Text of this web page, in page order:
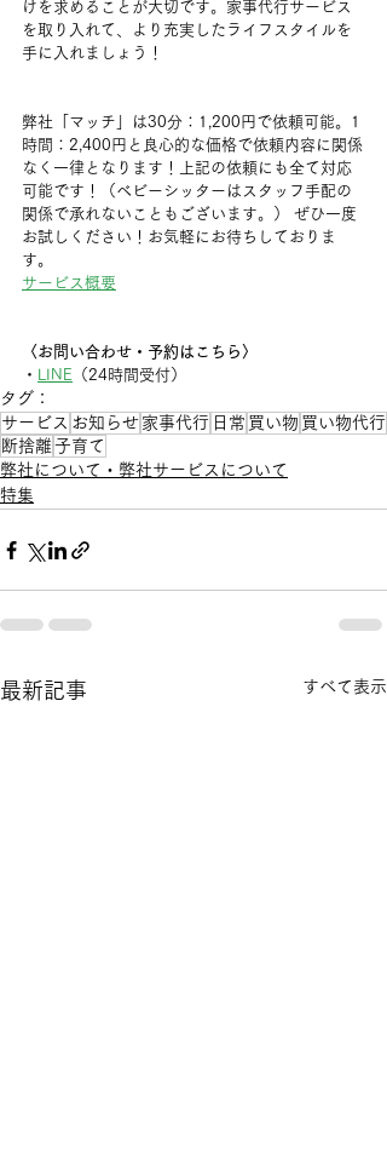
けを求めることが大切です。家事代行サービス
を取り入れて、より充実したライフスタイルを
手に入れましょう！
弊社「マッチ」は30分：1,200円で依頼可能。1
時間：2,400円と良心的な価格で依頼内容に関係
なく一律となります！上記の依頼にも全て対応
可能です！（ベビーシッターはスタッフ手配の
関係で承れないこともございます。） ぜひ一度
お試しください！お気軽にお待ちしておりま
す。
サービス概要
〈お問い合わせ・予約はこちら〉
・
LINE （24時間受付）
タグ：
サービス お知らせ 家事代行 日常 買い物 買い物代行
断捨離 子育て
弊社について・弊社サービスについて
特集
最新記事 すべて表示